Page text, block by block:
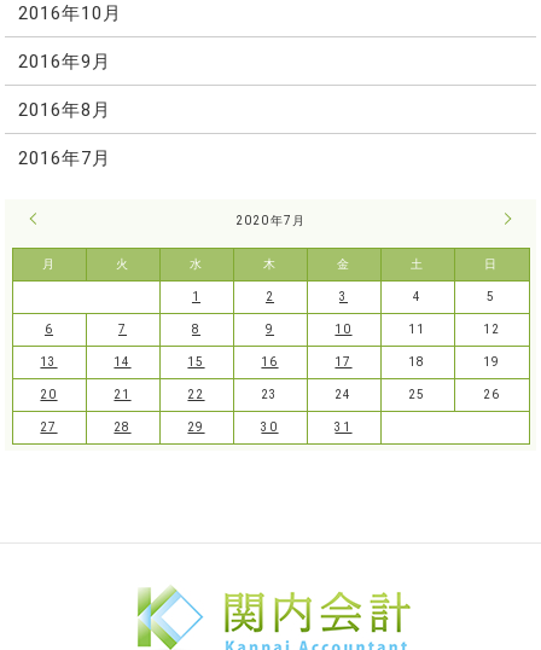
2016年10月
2016年9月
2016年8月
2016年7月
2020年7月
月 火 水 木 金 土 日
8月
1 2 3 4 5
6 7 8 9 10 11 12
13 14 15 16 17 18 19
20 21 22 23 24 25 26
27 28 29 30 31